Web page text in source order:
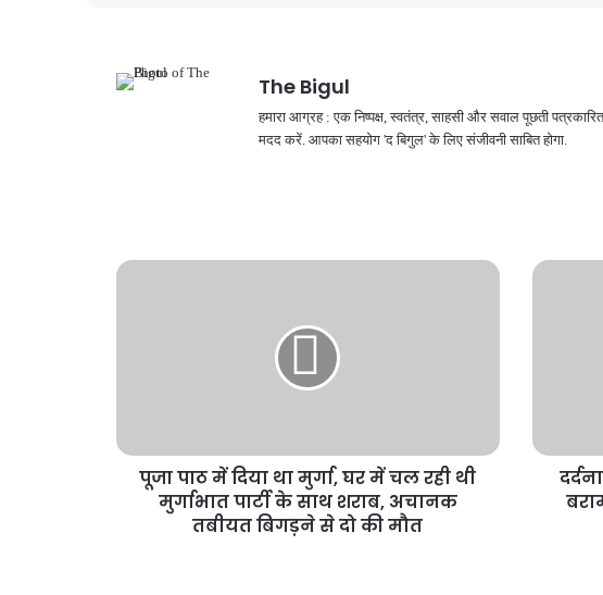
The Bigul
हमारा आग्रह : एक निष्पक्ष, स्वतंत्र, साहसी और सवाल पूछती
मदद करें. आपका सहयोग 'द बिगुल' के लिए संजीवनी साबित होगा.
पूजा पाठ में दिया था मुर्गा, घर में चल रही थी
मुर्गाभात पार्टी के साथ शराब, अचानक
तबीयत बिगड़ने से दो की मौत